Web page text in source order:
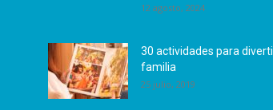
12 agosto, 2024
30 actividades para
familia
25 julio, 2019